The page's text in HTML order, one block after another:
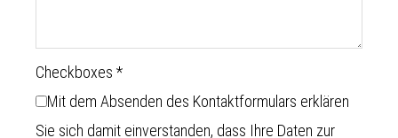
Checkboxes *
Mit dem Absenden des Kontaktformulars erklären
Sie sich damit einverstanden, dass Ihre Daten zur